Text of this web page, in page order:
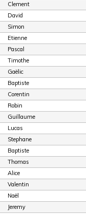
Clement
David
Simon
Etienne
Pascal
Timothe
Gaëlic
Baptiste
Corentin
Robin
Guillaume
Lucas
Stephane
Baptiste
Thomas
Alice
Valentin
Naël
Jeremy